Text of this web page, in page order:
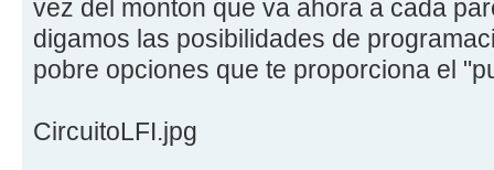
vez del monton que va ahora a cada
digamos las posibilidades de
pobre opciones que te proporciona el
CircuitoLFI.jpg